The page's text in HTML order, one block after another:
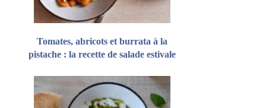
Tomates, abricots et burrata à la
pistache : la recette de salade estivale